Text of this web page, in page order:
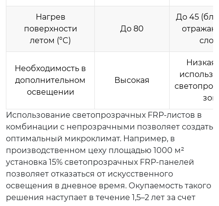
Нагрев
поверхности
летом (°C)
До 80
До 45
Необходимость в
дополнительном
освещении
Высокая
Низкая
Использование светопрозрачных FRP-листов в
комбинации с непрозрачными позволяет создать
оптимальный микроклимат. Например, в
производственном цеху площадью 1000 м²
установка 15% светопрозрачных FRP-панелей
позволяет отказаться от искусственного
освещения в дневное время. Окупаемость такого
решения наступает в течение 1,5–2 лет за счет